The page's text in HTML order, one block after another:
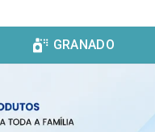
GRANADO